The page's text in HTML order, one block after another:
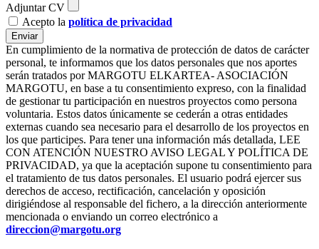
Adjuntar CV
Acepto la política de privacidad
Enviar
En cumplimiento de la normativa de protección de datos de carácter
personal, te informamos que los datos personales que nos aportes
serán tratados por MARGOTU ELKARTEA- ASOCIACIÓN
MARGOTU, en base a tu consentimiento expreso, con la finalidad
de gestionar tu participación en nuestros proyectos como persona
voluntaria. Estos datos únicamente se cederán a otras entidades
externas cuando sea necesario para el desarrollo de los proyectos en
los que participes. Para tener una información más detallada, LEE
CON ATENCIÓN NUESTRO AVISO LEGAL Y POLÍTICA DE
PRIVACIDAD, ya que la aceptación supone tu consentimiento para
el tratamiento de tus datos personales. El usuario podrá ejercer sus
derechos de acceso, rectificación, cancelación y oposición
dirigiéndose al responsable del fichero, a la dirección anteriormente
mencionada o enviando un correo electrónico a
direccion@margotu.org